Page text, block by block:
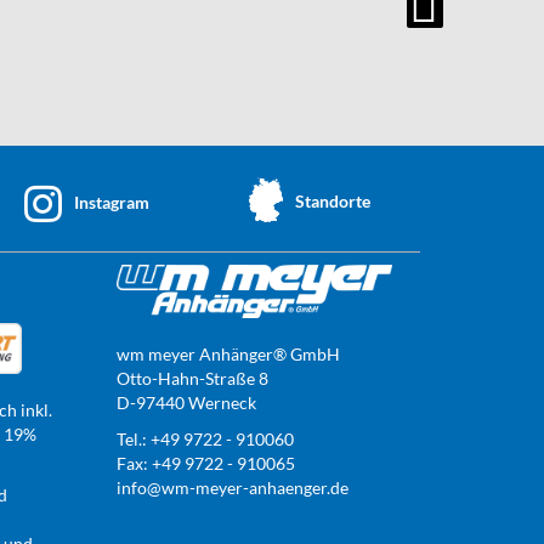
Instagram Standorte
inkl.
wm meyer Anhänger® GmbH
Otto-Hahn-Straße 8
D-97440 Werneck
Tel.: +49 9722 - 910060
Fax: +49 9722 - 910065
info@wm-meyer-anhaenger.de